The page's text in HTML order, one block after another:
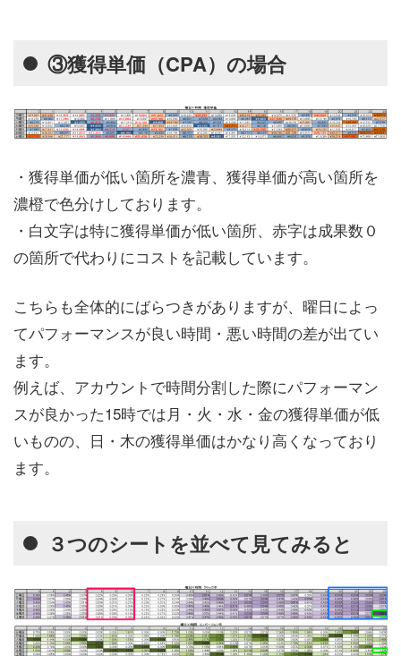
③獲得単価（CPA）の場合
・獲得単価が低い箇所を濃青、獲得単価が高い箇所を
濃橙で色分けしております。
・白文字は特に獲得単価が低い箇所、赤字は成果数０
の箇所で代わりにコストを記載しています。
こちらも全体的にばらつきがありますが、曜日によっ
てパフォーマンスが良い時間・悪い時間の差が出てい
ます。
例えば、アカウントで時間分割した際にパフォーマン
スが良かった15時では月・火・水・金の獲得単価が低
いものの、日・木の獲得単価はかなり高くなっており
ます。
３つのシートを並べて見てみると